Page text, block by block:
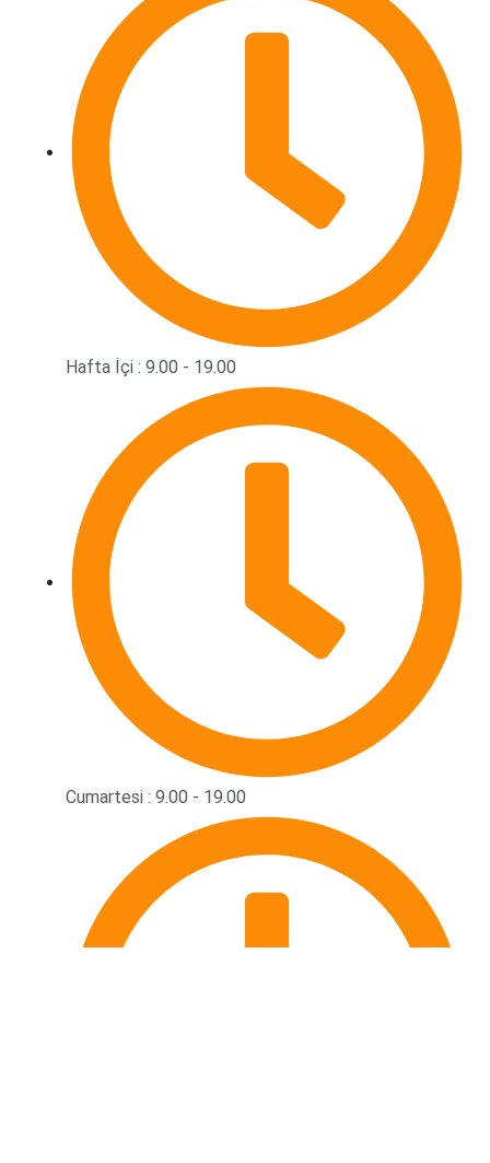
Hafta İçi : 9.00 - 19.00
Cumartesi : 9.00 - 19.00